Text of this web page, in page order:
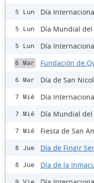
5 Lun Día
5 Lun Día Mundial
5 Lun Día
6 Mar Fundación de
6 Mar Día de San
7 Mié Día
7 Mié Día Mundial
7 Mié Fiesta de San
8 Jue Día de Fingir
8 Jue Día de la